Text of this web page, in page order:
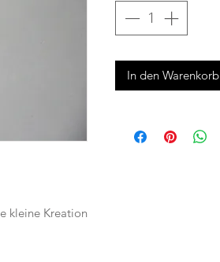
kleine Kreation
In den Warenkorb